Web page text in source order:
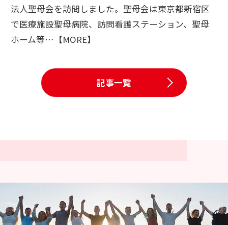
法人聖母会を訪問しました。聖母会は東京都新宿区
で医療施設聖母病院、訪問看護ステーション、聖母
ホーム等…【MORE】
記事一覧